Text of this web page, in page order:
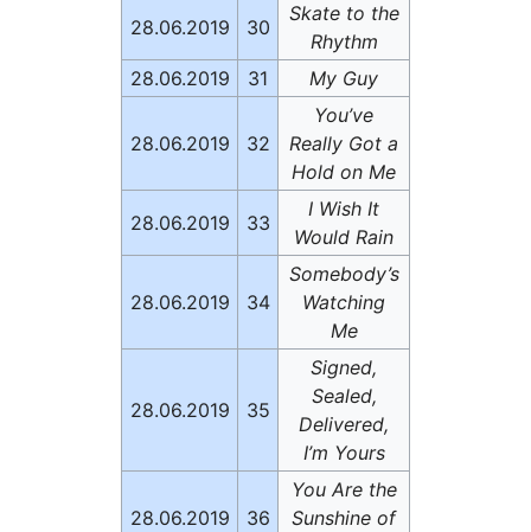
28.06.2019 30
Skate to the
Rhythm
28.06.2019
31 My Guy
28.06.2019 32
You’ve
Really Got a
Hold on Me
28.06.2019 33
I Wish It
Would Rain
28.06.2019 34
Somebody’s
Watching
Me
28.06.2019 35
Signed,
Sealed,
Delivered,
I’m Yours
28.06.2019 36
You Are the
Sunshine of